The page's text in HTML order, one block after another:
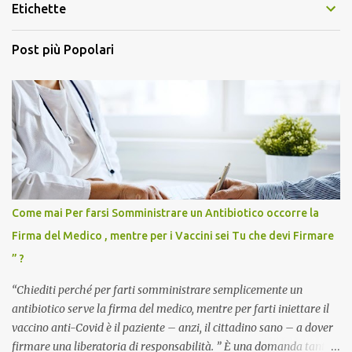
Etichette
Post più Popolari
Come mai Per farsi Somministrare un Antibiotico occorre la
Firma del Medico , mentre per i Vaccini sei Tu che devi Firmare
” ?
“Chiediti perché per farti somministrare semplicemente un
antibiotico serve la firma del medico, mentre per farti iniettare il
vaccino anti-Covid è il paziente – anzi, il cittadino sano – a dover
firmare una liberatoria di responsabilità. ” È una domanda tanto